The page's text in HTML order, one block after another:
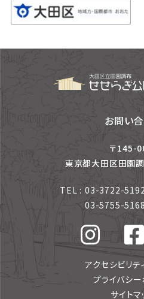
お問い
〒145-
東京都大田区田園
TEL : 03-3722-5192
03-5755-5168
アクセシビリ
プライバシー
サイトマ